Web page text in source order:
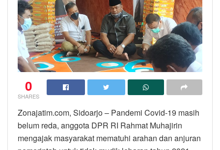
0
SHARES
Zonajatim.com, Sidoarjo – Pandemi Covid-19 masih
belum reda, anggota DPR RI Rahmat Muhajirin
mengajak masyarakat mematuhi arahan dan anjuran